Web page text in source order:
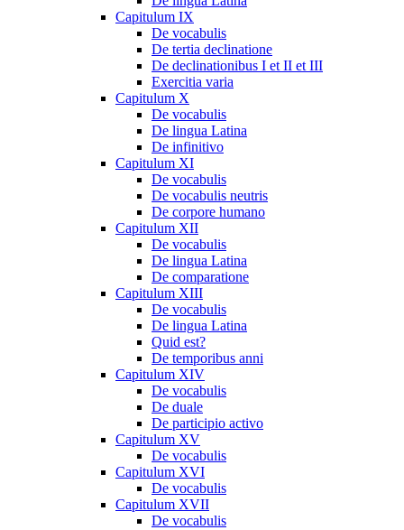
Capitulum IX
De vocabulis
De tertia declinatione
De declinationibus I et II et III
Exercitia varia
Capitulum X
De vocabulis
De lingua Latina
De infinitivo
Capitulum XI
De vocabulis
De vocabulis neutris
De corpore humano
Capitulum XII
De vocabulis
De lingua Latina
De comparatione
Capitulum XIII
De vocabulis
De lingua Latina
Quid est?
De temporibus anni
Capitulum XIV
De vocabulis
De duale
De participio activo
Capitulum XV
De vocabulis
Capitulum XVI
De vocabulis
Capitulum XVII
De vocabulis